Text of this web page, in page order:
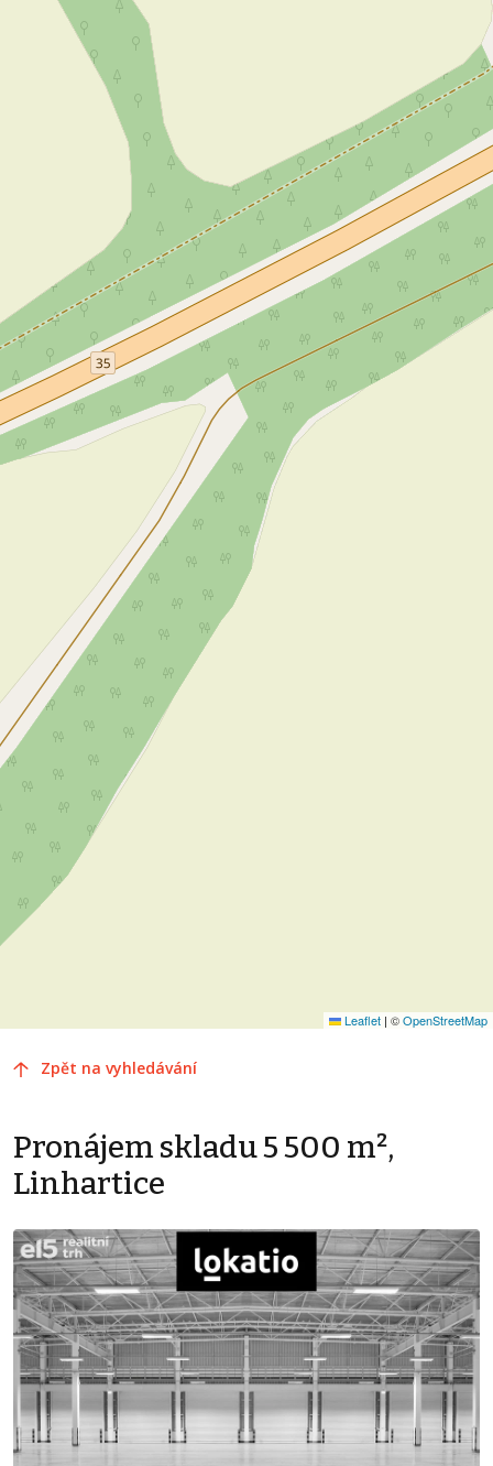
Leaflet | ©OpenStreetMap
Zpět na vyhledávání
Pronájem skladu 5 500 m²,
Linhartice